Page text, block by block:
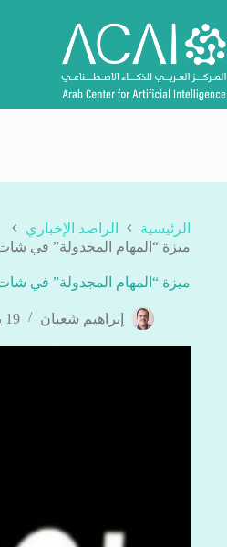
إلى
المحتوى
الرئيسية
الراصد الإخباري
ميزة “المهام المجدولة” في
ميزة “المهام المجدولة” في
إبراهيم شعبان 19 يونيو, 2026